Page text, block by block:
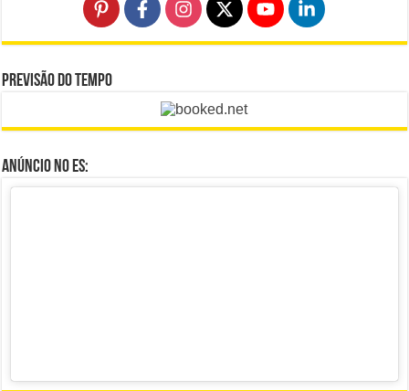
Previsão do Tempo
Anúncio no ES: